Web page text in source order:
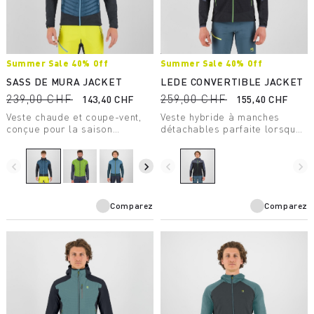
Summer Sale 40% Off
SASS DE MURA JACKET
239,00 CHF
143,40 CHF
Veste chaude et coupe-vent,
conçue pour la saison
construction hybride, elle
garantit protection,
respirabilité et confort
navigate_before navigate_next
Comparez
Summer Sale 40% Off
LEDE CONVERTIBLE JACKET
259,00 CHF
155,40 CHF
Veste hybride à manches
détachables parfaite lorsque
protection contre le vent, sans
sacrifier la respirabilité.
navigate_before navigate_next
Comparez